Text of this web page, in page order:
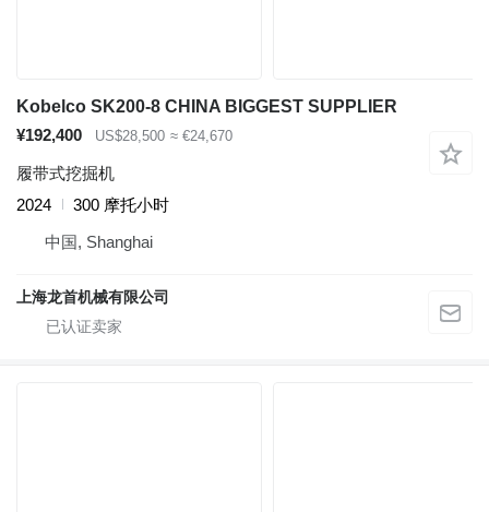
Kobelco SK200-8 CHINA BIGGEST SUPPLIER
¥192,400
US$28,500 ≈ €24,670
履带式挖掘机
2024
300 摩托小时
中国, Shanghai
上海龙首机械有限公司